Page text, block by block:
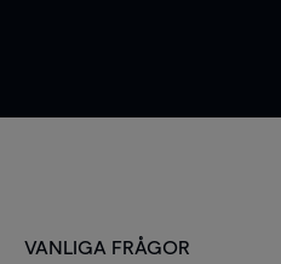
VANLIGA FRÅGOR